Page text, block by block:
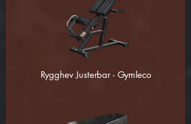
Rygghev Justerbar - Gymleco